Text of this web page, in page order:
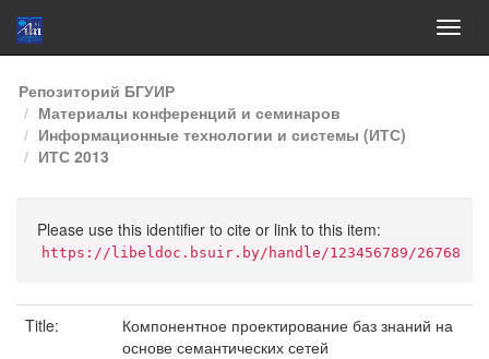
Skip
navigation
Репозиторий БГУИР
Материалы конференций и семинаров
Информационные технологии и системы (ИТС)
ИТС 2013
Please use this identifier to cite or link to this item:
https://libeldoc.bsuir.by/handle/123456789/26768
Title:
Компонентное проектирование баз знаний на
основе семантических сетей